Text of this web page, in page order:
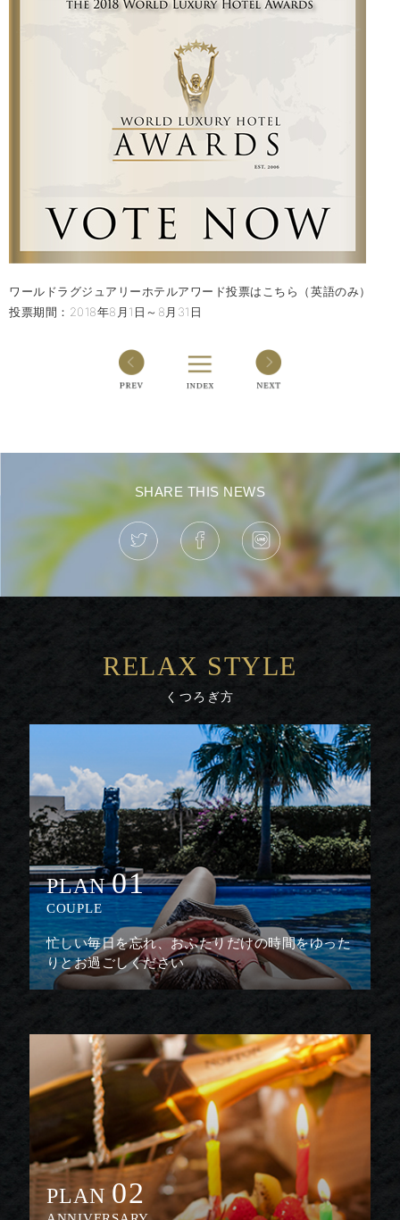
ワールドラグジュアリーホテルアワード投票はこちら（英語のみ）
投票期間：2018年8月1日～8月31日
SHARE THIS NEWS
RELAX STYLE
くつろぎ方
PLAN 01
COUPLE
忙しい毎日を忘れ、おふたりだけの時間をゆった
りとお過ごしください
PLAN 02